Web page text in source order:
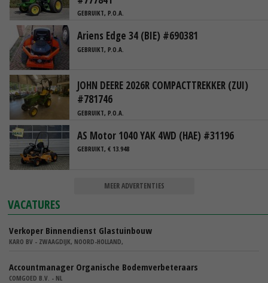
GEBRUIKT, P.O.A.
Ariens Edge 34 (BIE) #690381
GEBRUIKT, P.O.A.
JOHN DEERE 2026R COMPACTTREKKER (ZUI)
#781746
GEBRUIKT, P.O.A.
AS Motor 1040 YAK 4WD (HAE) #31196
GEBRUIKT, € 13.948
MEER ADVERTENTIES
VACATURES
Verkoper Binnendienst Glastuinbouw
KARO BV - ZWAAGDIJK, NOORD-HOLLAND,
Accountmanager Organische Bodemverbeteraars
COMGOED B.V. - NL